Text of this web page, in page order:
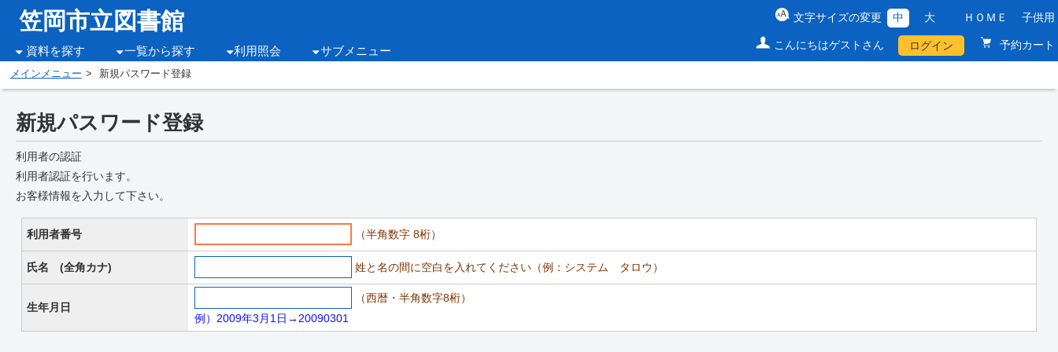
笠岡市立図書館
資料を探す 一覧から探す 利用照会 サブメニュー
文字サイズの変更 中 大 ＨＯＭＥ 子供用
こんにちはゲストさん ログイン 予約カート
メインメニュー 新規パスワード登録
新規パスワード登録
利用者の認証
利用者認証を行います。
お客様情報を入力して下さい。
利用者番号 （半角数字 8桁）
氏名 (全角カナ) 姓と名の間に空白を入れてください（例：システム タロウ）
生年月日
（西暦・半角数字8桁）
例）2009年3月1日→20090301